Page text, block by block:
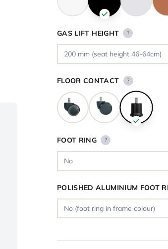
GAS LIFT HEIGHT ?
FLOOR CONTACT ?
FOOT RING ?
POLISHED ALUMINIUM FOOT